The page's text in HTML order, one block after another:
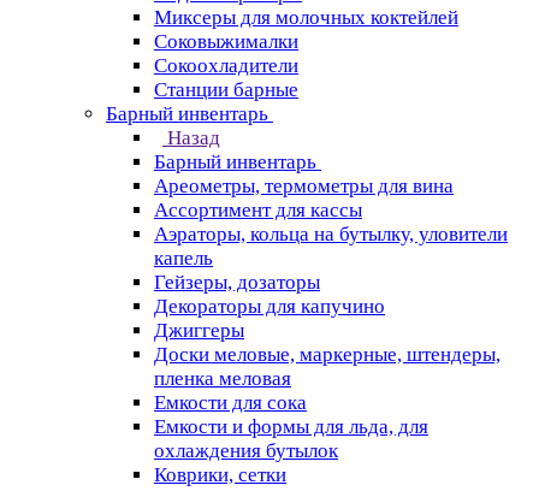
Миксеры для молочных коктейлей
Соковыжималки
Сокоохладители
Станции барные
Барный инвентарь
Назад
Барный инвентарь
Ареометры, термометры для вина
Ассортимент для кассы
Аэраторы, кольца на бутылку, уловители
капель
Гейзеры, дозаторы
Декораторы для капучино
Джиггеры
Доски меловые, маркерные, штендеры,
пленка меловая
Емкости для сока
Емкости и формы для льда, для
охлаждения бутылок
Коврики, сетки